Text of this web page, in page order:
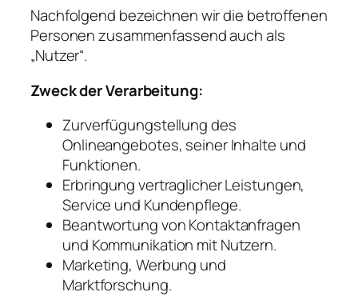
Nachfolgend bezeichnen wir die betroffenen
Personen zusammenfassend auch als
„Nutzer“.
Zweck der Verarbeitung:
Zurverfügungstellung des
Onlineangebotes, seiner Inhalte und
Funktionen.
Erbringung vertraglicher Leistungen,
Service und Kundenpflege.
Beantwortung von Kontaktanfragen
und Kommunikation mit Nutzern.
Marketing, Werbung und
Marktforschung.